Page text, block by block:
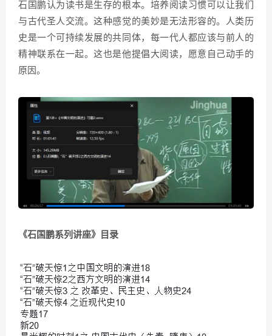
石国鹏认为读书是生存的根本。培养阅读习惯可以让我们
与古代圣人交流。这种感觉的美妙是无法形容的。人类历
史是一个可持续发展的共同体，每一代人都应该与前人的
精神联系在一起。这也是他提倡大阅读，愿意自己动手的
原因。
《石国鹏系列讲座》目录